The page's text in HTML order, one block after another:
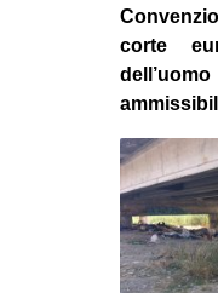
corte